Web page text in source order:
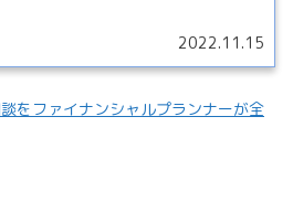
2022.11.15
をファイナンシャルプランナーが全